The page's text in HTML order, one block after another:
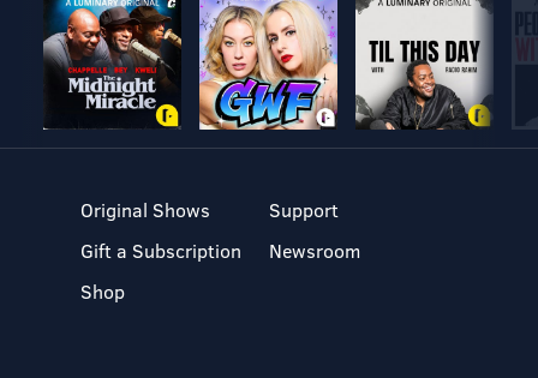
Original Shows
Gift a Subscription
Shop
Support
Newsroom